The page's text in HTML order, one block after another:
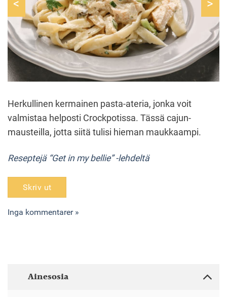
< >
Herkullinen kermainen pasta-ateria, jonka voit
valmistaa helposti Crockpotissa. Tässä cajun-
mausteilla, jotta siitä tulisi hieman maukkaampi.
Reseptejä “Get in my bellie” -lehdeltä
Skriv ut
Inga kommentarer »
Ainesosia